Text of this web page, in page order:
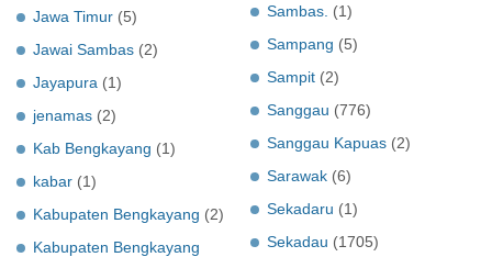
Jawa Timur (5)
Jawai Sambas (2)
Jayapura (1)
jenamas (2)
Kab Bengkayang (1)
kabar (1)
Kabupaten Bengkayang (2)
Kabupaten Bengkayang
Sambas. (1)
Sampang (5)
Sampit (2)
Sanggau (776)
Sanggau Kapuas (2)
Sarawak (6)
Sekadaru (1)
Sekadau (1705)